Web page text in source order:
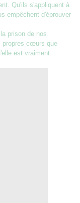
Qu'ils s'appliquent à
empêchent d'éprouver
prison de nos
propres cœurs que
est vraiment.